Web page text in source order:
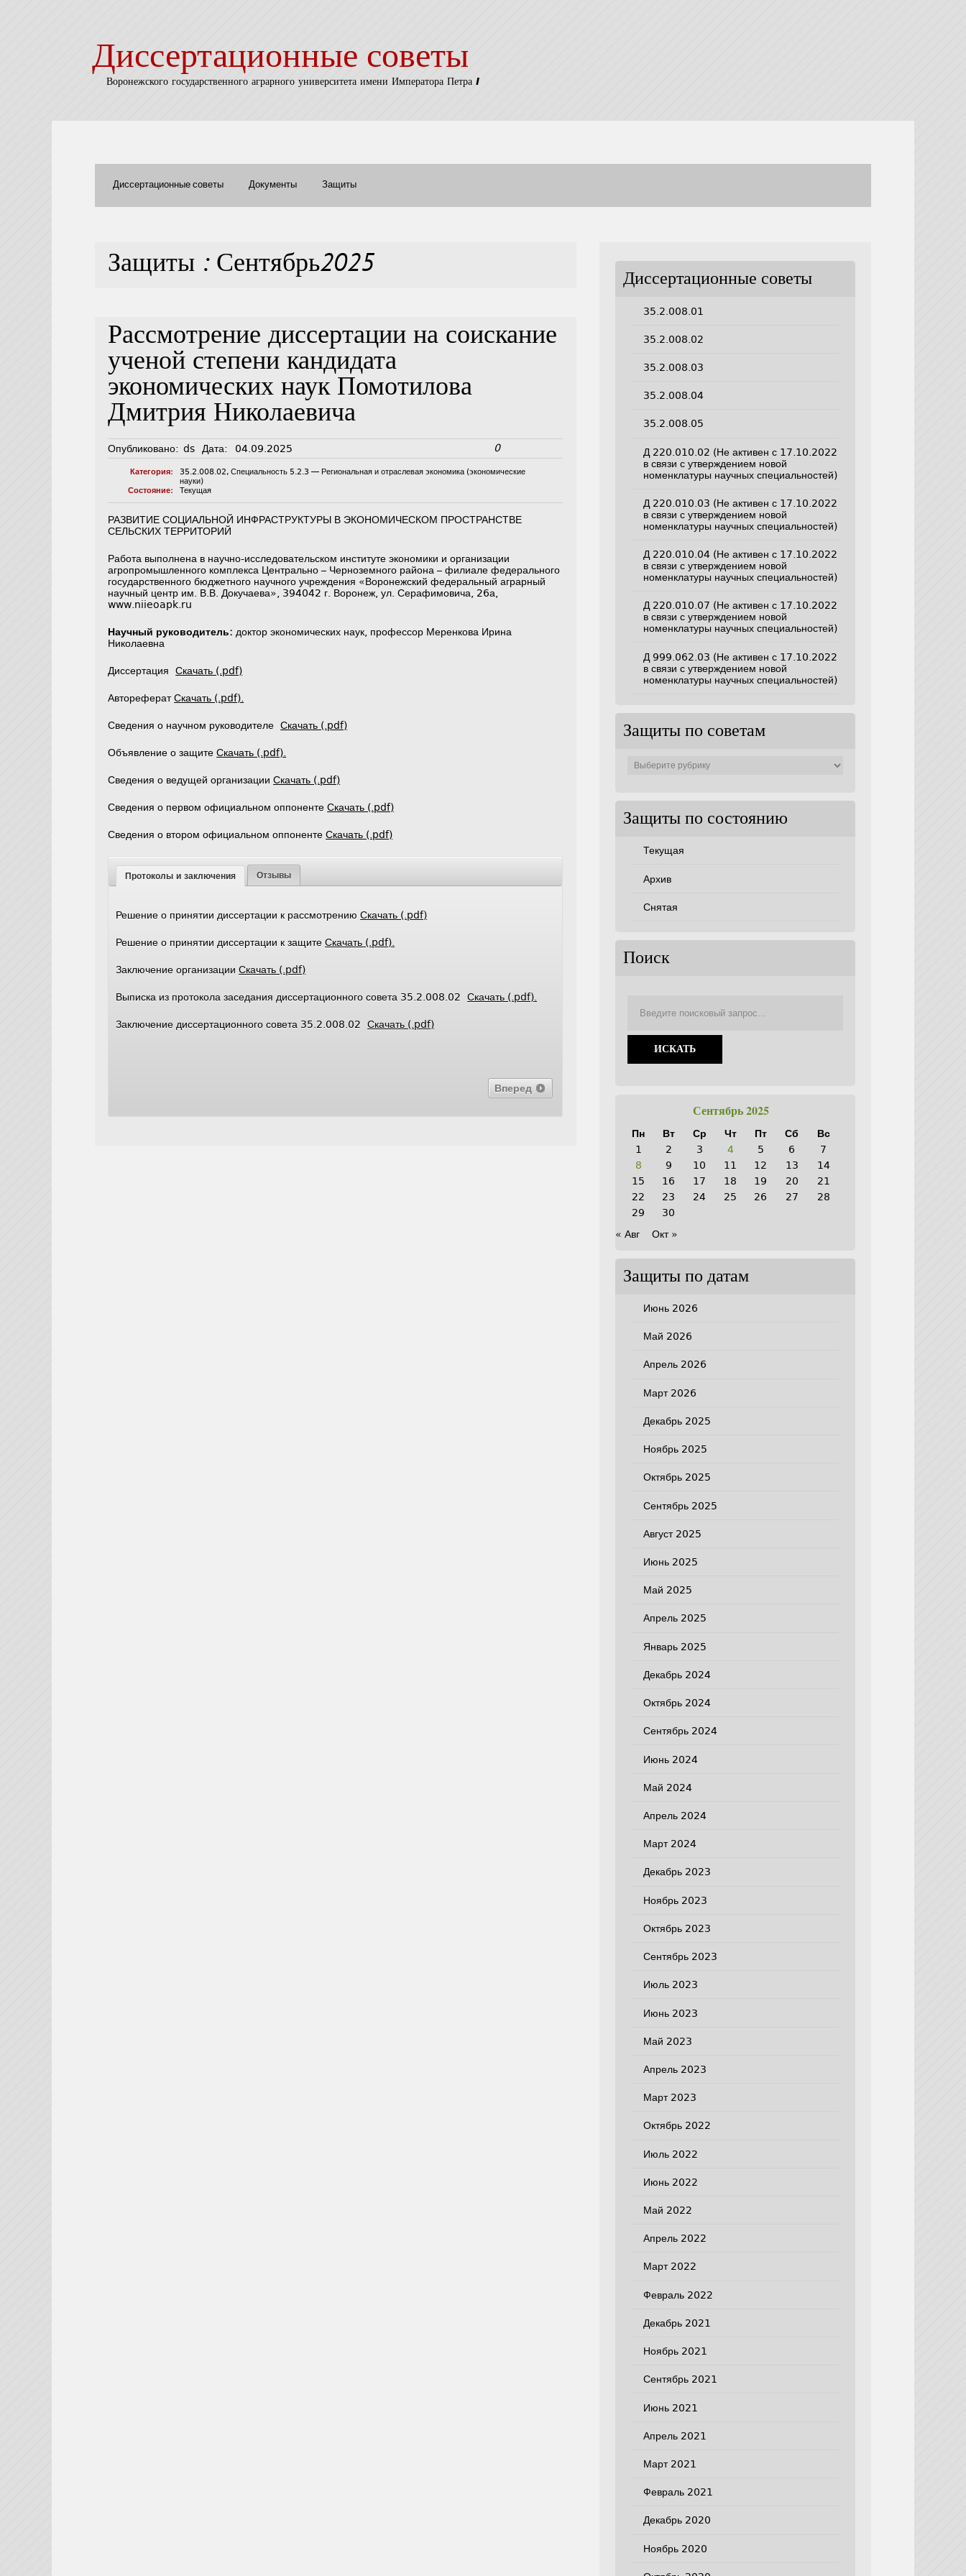
Диссертационные советы
Воронежского государственного аграрного университета имени Императора Петра I
Диссертационные советы Документы Защиты
Защиты : Сентябрь2025
Рассмотрение диссертации на соискание
ученой степени кандидата
экономических наук Помотилова
Дмитрия Николаевича
Опубликовано: ds Дата: 04.09.2025 0
Категория: 35.2.008.02,Специальность 5.2.3 — Региональная и отраслевая экономика (экономические
науки)
Состояние:
Текущая
РАЗВИТИЕ СОЦИАЛЬНОЙ ИНФРАСТРУКТУРЫ В ЭКОНОМИЧЕСКОМ ПРОСТРАНСТВЕ
СЕЛЬСКИХ ТЕРРИТОРИЙ
Работа выполнена в научно-исследовательском институте экономики и организации
агропромышленного комплекса Центрально – Черноземного района – филиале федерального
государственного бюджетного научного учреждения «Воронежский федеральный аграрный
научный центр им. В.В. Докучаева», 394042 г. Воронеж, ул. Серафимовича, 26а,
www.niieoapk.ru
Научный руководитель: доктор экономических наук, профессор Меренкова Ирина
Николаевна
ДиссертацияСкачать (.pdf)
АвторефератСкачать (.pdf).
Сведения о научном руководителеСкачать (.pdf)
Объявление о защитеСкачать (.pdf).
Сведения о ведущей организацииСкачать (.pdf)
Сведения о первом официальном оппонентеСкачать (.pdf)
Сведения о втором официальном оппонентеСкачать (.pdf)
Протоколы и заключения Отзывы
Решение о принятии диссертации к рассмотрениюСкачать (.pdf)
Решение о принятии диссертации к защитеСкачать (.pdf).
Заключение организацииСкачать (.pdf)
Выписка из протокола заседания диссертационного совета 35.2.008.02Скачать (.pdf).
Заключение диссертационного совета 35.2.008.02Скачать (.pdf)
Вперед
Диссертационные советы
35.2.008.01
35.2.008.02
35.2.008.03
35.2.008.04
35.2.008.05
Д 220.010.02 (Не активен с 17.10.2022
в связи с утверждением новой
номенклатуры научных специальностей)
Д 220.010.03 (Не активен с 17.10.2022
в связи с утверждением новой
номенклатуры научных специальностей)
Д 220.010.04 (Не активен с 17.10.2022
в связи с утверждением новой
номенклатуры научных специальностей)
Д 220.010.07 (Не активен с 17.10.2022
в связи с утверждением новой
номенклатуры научных специальностей)
Д 999.062.03 (Не активен с 17.10.2022
в связи с утверждением новой
номенклатуры научных специальностей)
Защиты по советам
Защиты по состоянию
Текущая
Архив
Снятая
Поиск
Сентябрь 2025
Пн Вт Ср Чт Пт Сб
Вс
1
2 3 4 5 6
7
8
9 10 11 12 13
14
15
16 17 18 19 20
21
22
23 24 25 26 27
28
29
30
« Авг
Окт »
Защиты по датам
Июнь 2026
Май 2026
Апрель 2026
Март 2026
Декабрь 2025
Ноябрь 2025
Октябрь 2025
Сентябрь 2025
Август 2025
Июнь 2025
Май 2025
Апрель 2025
Январь 2025
Декабрь 2024
Октябрь 2024
Сентябрь 2024
Июнь 2024
Май 2024
Апрель 2024
Март 2024
Декабрь 2023
Ноябрь 2023
Октябрь 2023
Сентябрь 2023
Июль 2023
Июнь 2023
Май 2023
Апрель 2023
Март 2023
Октябрь 2022
Июль 2022
Июнь 2022
Май 2022
Апрель 2022
Март 2022
Февраль 2022
Декабрь 2021
Ноябрь 2021
Сентябрь 2021
Июнь 2021
Апрель 2021
Март 2021
Февраль 2021
Декабрь 2020
Ноябрь 2020